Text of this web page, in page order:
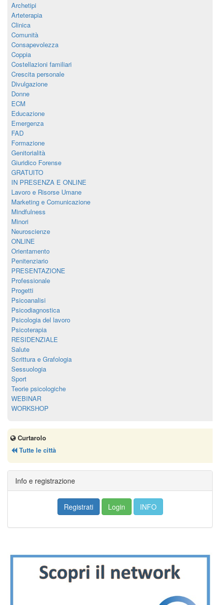
Archetipi
Arteterapia
Clinica
Comunità
Consapevolezza
Coppia
Costellazioni familiari
Crescita personale
Divulgazione
Donne
ECM
Educazione
Emergenza
FAD
Formazione
Genitorialità
Giuridico Forense
GRATUITO
IN PRESENZA E ONLINE
Lavoro e Risorse Umane
Marketing e Comunicazione
Mindfulness
Minori
Neuroscienze
ONLINE
Orientamento
Penitenziario
PRESENTAZIONE
Professionale
Progetti
Psicoanalisi
Psicodiagnostica
Psicologia del lavoro
Psicoterapia
RESIDENZIALE
Salute
Scrittura e Grafologia
Sessuologia
Sport
Teorie psicologiche
WEBINAR
WORKSHOP
Curtarolo
Tutte le città
Info e registrazione
Registrati Login INFO